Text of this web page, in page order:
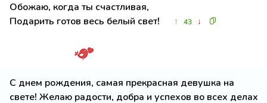
Обожаю, когда ты счастливая,
Подарить готов весь белый свет!
↑ 43 ↓
С днем рождения, самая прекрасная девушка на
свете! Желаю радости, добра и успехов во всех делах